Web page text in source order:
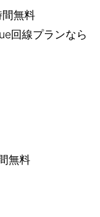
間無料
回線プランなら
無料